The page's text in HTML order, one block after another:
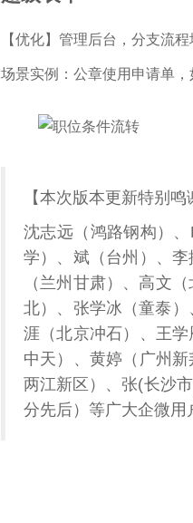
【优化】管理后台，分支流
场景实例：公章使用申请单
【本次版本更新特别鸣
沈志远（鸿路钢构）
学）、斌（台州）、
（兰州甘肃）、高文
北）、张学冰（童泰
涯（北京冲石）、王
中天）、黄婷（广州
两江新区）、张(长沙
分先后）等广大企微用